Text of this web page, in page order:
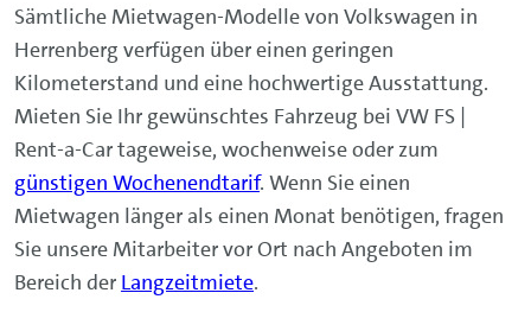
Sämtliche Mietwagen-Modelle von Volkswagen in
Herrenberg verfügen über einen geringen
Kilometerstand und eine hochwertige Ausstattung.
Mieten Sie Ihr gewünschtes Fahrzeug bei VW FS |
Rent-a-Car tageweise, wochenweise oder zum
günstigen Wochenendtarif. Wenn Sie einen
Mietwagen länger als einen Monat benötigen, fragen
Sie unsere Mitarbeiter vor Ort nach Angeboten im
Bereich der Langzeitmiete.